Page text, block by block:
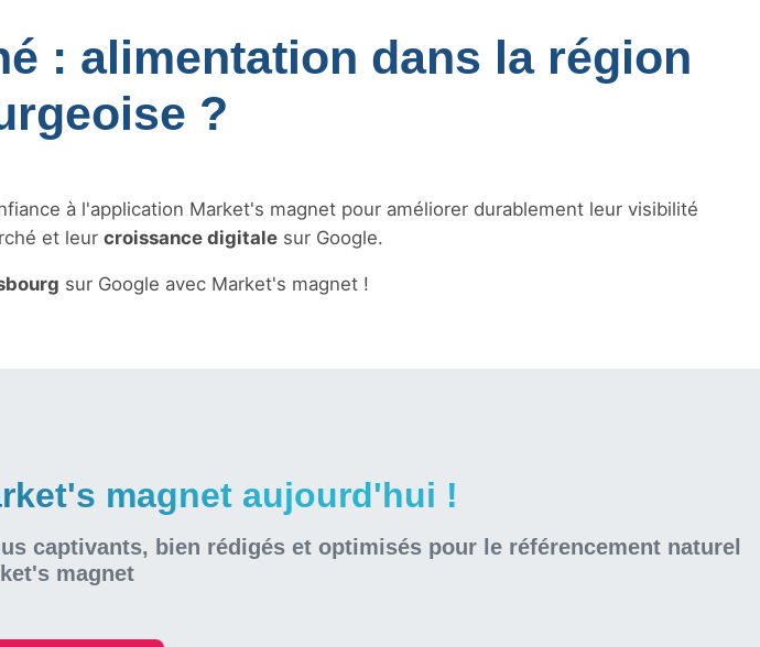
: alimentation dans la région
?
à l'application Market's magnet pour améliorer durablement leur visibilité
et leur croissance digitale sur Google.
sur Google avec Market's magnet !
magnet aujourd'hui !
captivants, bien rédigés et optimisés pour le référencement naturel
magnet